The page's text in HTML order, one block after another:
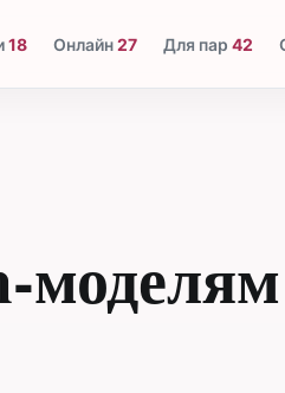
18 Онлайн27 Для пар 42
моделям